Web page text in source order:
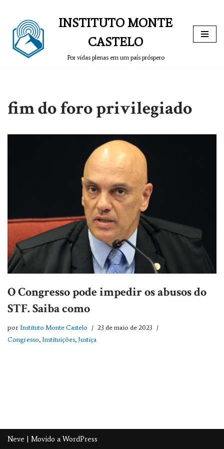
Pular
para
INSTITUTO MONTE
CASTELO
Por vidas plenas em um país próspero
fim do foro privilegiado
O Congresso pode impedir os abusos do
STF. Saiba como
porInstituto Monte Castelo
23 de maio de 2023
Congresso,Instituições,Justiça
Neve | Movido aWordPress